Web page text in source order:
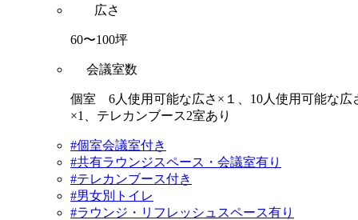
広さ
60〜100坪
会議室数
個室 6人使用可能な広さ×１、10人使用可能な広
×1、テレカンブース2室あり
#個室会議室付き
#共有ラウンジスペース・会議室有り
#テレカンブース付き
#男女別トイレ
#ラウンジ・リフレッシュスペース有り